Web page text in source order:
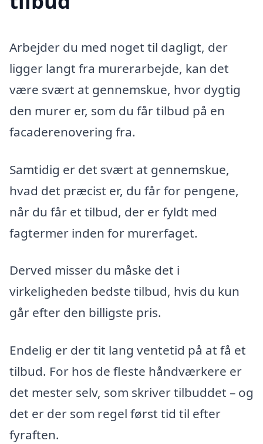
Arbejder du med noget til dagligt, der
ligger langt fra murerarbejde, kan det
være svært at gennemskue, hvor dygtig
den murer er, som du får tilbud på en
facaderenovering fra.
Samtidig er det svært at gennemskue,
hvad det præcist er, du får for pengene,
når du får et tilbud, der er fyldt med
fagtermer inden for murerfaget.
Derved misser du måske det i
virkeligheden bedste tilbud, hvis du kun
går efter den billigste pris.
Endelig er der tit lang ventetid på at få et
tilbud. For hos de fleste håndværkere er
det mester selv, som skriver tilbuddet – og
det er der som regel først tid til efter
fyraften.